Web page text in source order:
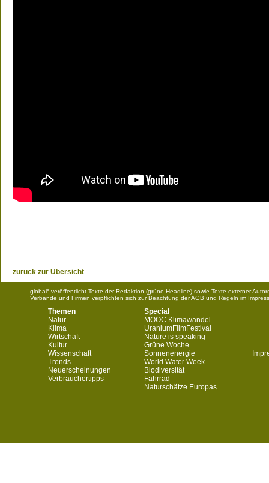
zurück zur Übersicht
global° veröffentlicht Texte der Redaktion (grüne Headline) sowie Texte externer
Verbände und Firmen verpflichten sich zur Beachtung der AGB und Regeln im
Themen
Natur
Klima
Wirtschaft
Kultur
Wissenschaft
Trends
Neuerscheinungen
Verbrauchertipps
Special
MOOC Klimawandel
UraniumFilmFestival
Nature is speaking
Grüne Woche
Sonnenenergie
World Water Week
Biodiversität
Fahrrad
Naturschätze Europas